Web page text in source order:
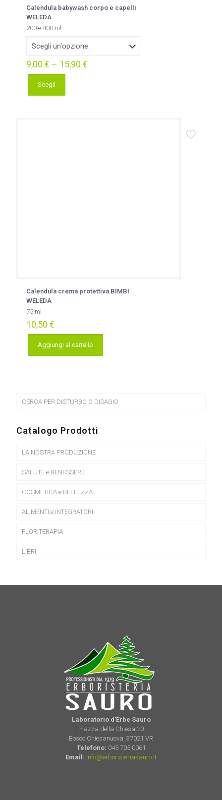
Calendula babywash corpo e capelli
WELEDA
200 e 400 ml
9,00 € – 15,90 €
Scegli
Questo
prodotto
Calendula crema protettiva BIMBI
WELEDA
75 ml
10,50 €
Aggiungi al carrello
CERCA PER DISTURBO O DISAGIO
Catalogo Prodotti
LA NOSTRA PRODUZIONE
SALUTE e BENESSERE
COSMETICA e BELLEZZA
ALIMENTI e INTEGRATORI
FLORITERAPIA
LIBRI
Laboratorio d'Erbe Sauro
Piazza della Chiesa 20
Bosco Chiesanuova, 37021 VR
Telefono: 045 705 0061
Email: info@erboristeriasauro.it